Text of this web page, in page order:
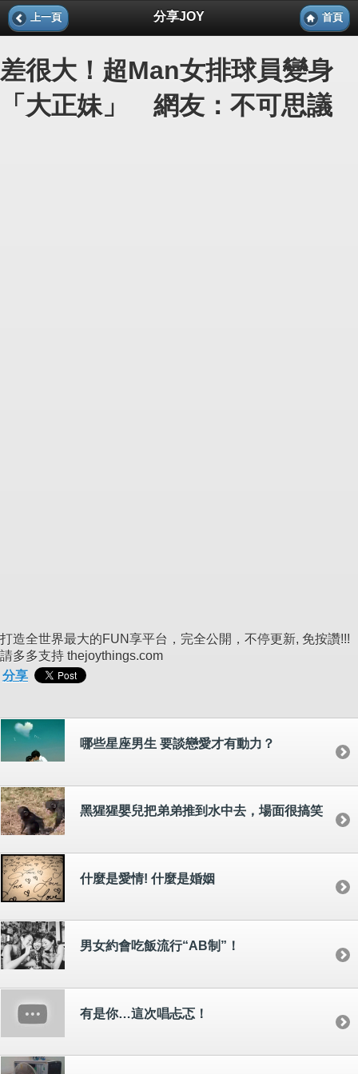
上一頁 分享JOY 首頁
差很大！超Man女排球員變身
「大正妹」 網友：不可思議
打造全世界最大的FUN享平台，完全公開，不停更新, 免按讚!!!
請多多支持 thejoythings.com
分享
哪些星座男生 要談戀愛才有動力？
黑猩猩嬰兒把弟弟推到水中去，場面很搞笑
什麼是愛情! 什麼是婚姻
男女約會吃飯流行“AB制”！
有是你…這次唱忐忑！